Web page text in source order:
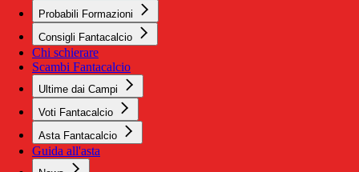
Probabili Formazioni
Consigli Fantacalcio
Chi schierare
Scambi Fantacalcio
Ultime dai Campi
Voti Fantacalcio
Asta Fantacalcio
Guida all'asta